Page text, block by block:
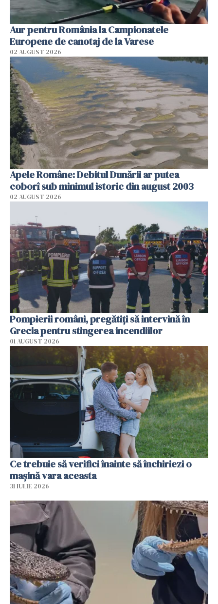
Aur pentru România la Campionatele
Europene de canotaj de la Varese
02 AUGUST 2026
Apele Române: Debitul Dunării ar putea
coborî sub minimul istoric din august 2003
02 AUGUST 2026
Pompierii români, pregătiţi să intervină în
Grecia pentru stingerea incendiilor
01 AUGUST 2026
Ce trebuie să verifici înainte să închiriezi o
mașină vara aceasta
31 IULIE 2026